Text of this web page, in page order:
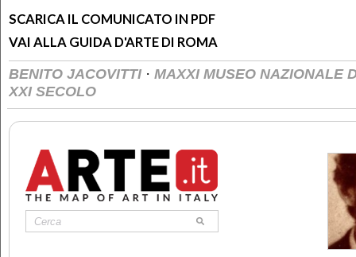
SCARICA IL COMUNICATO IN PDF
VAI ALLA GUIDA D'ARTE DI ROMA
BENITO JACOVITTI · MAXXI MUSEO NAZIONALE
XXI SECOLO